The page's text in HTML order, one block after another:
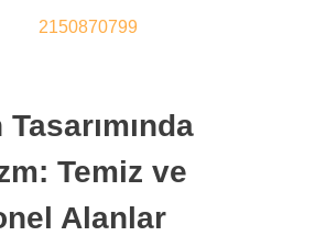
Temiz ve
Alanlar